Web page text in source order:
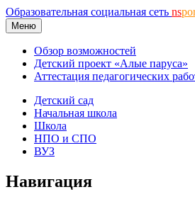
Образовательная социальная сеть ns
Меню
Обзор возможностей
Детский проект «Алые паруса»
Аттестация педагогических
Детский сад
Начальная школа
Школа
НПО и СПО
ВУЗ
Навигация